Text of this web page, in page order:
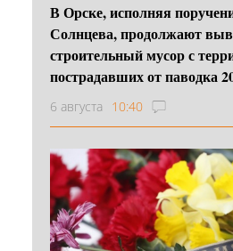
В Орске, исполняя
Солнцева, продолжают
строительный мусор с
пострадавших от паводка
6 августа 10:40